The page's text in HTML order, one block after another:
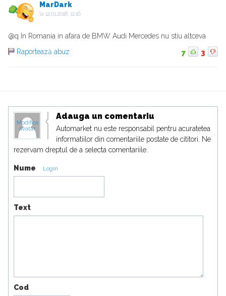
MarDark
la 12.01.2018, 11:16
@q In Romania in afara de BMW Audi Mercedes nu stiu altceva
Raportează abuz
7 3
Modifica
avatar
Adauga un comentariu
Automarket nu este responsabil pentru acuratetea
informatiilor din comentariile postate de cititori. Ne
rezervam dreptul de a selecta comentariile.
Nume Login
Text
Cod